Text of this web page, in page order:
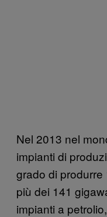
Nel 2013 nel
impianti di
grado di
più dei 141
impianti a